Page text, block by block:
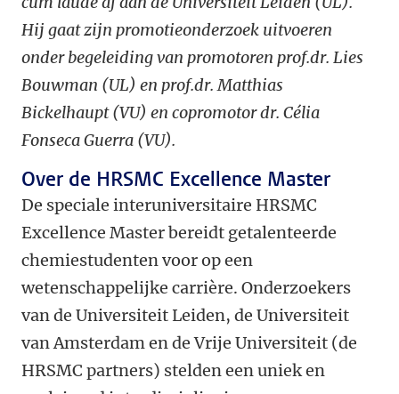
Hij gaat zijn promotieonderzoek uitvoeren
onder begeleiding van promotoren prof.dr. Lies
Bouwman (UL) en prof.dr. Matthias
Bickelhaupt (VU) en copromotor dr. Célia
Fonseca Guerra (VU).
Over de HRSMC Excellence Master
De speciale interuniversitaire HRSMC
Excellence Master bereidt getalenteerde
chemiestudenten voor op een
wetenschappelijke carrière. Onderzoekers
van de Universiteit Leiden, de Universiteit
van Amsterdam en de Vrije Universiteit (de
HRSMC partners) stelden een uniek en